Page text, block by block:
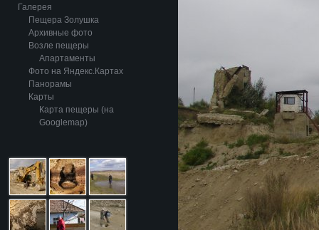
Галерея
Пещера Золушка
Архивные фото
Возле пещеры
Апартаменты
Фото на Яндекс.Картах
Панорамы
Карты
Карта пещеры (на
Googlemap)